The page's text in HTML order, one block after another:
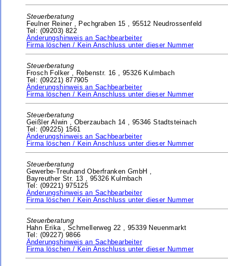
Steuerberatung
Feulner Reiner , Pechgraben 15 , 95512 Neudrossenfeld
Tel: (09203) 822
Änderungshinweis an Sachbearbeiter
Firma löschen / Kein Anschluss unter dieser Nummer
Steuerberatung
Frosch Folker , Rebenstr. 16 , 95326 Kulmbach
Tel: (09221) 877905
Änderungshinweis an Sachbearbeiter
Firma löschen / Kein Anschluss unter dieser Nummer
Steuerberatung
Geißler Alwin , Oberzaubach 14 , 95346 Stadtsteinach
Tel: (09225) 1561
Änderungshinweis an Sachbearbeiter
Firma löschen / Kein Anschluss unter dieser Nummer
Steuerberatung
Gewerbe-Treuhand Oberfranken GmbH ,
Bayreuther Str. 13 , 95326 Kulmbach
Tel: (09221) 975125
Änderungshinweis an Sachbearbeiter
Firma löschen / Kein Anschluss unter dieser Nummer
Steuerberatung
Hahn Erika , Schmellerweg 22 , 95339 Neuenmarkt
Tel: (09227) 9866
Änderungshinweis an Sachbearbeiter
Firma löschen / Kein Anschluss unter dieser Nummer